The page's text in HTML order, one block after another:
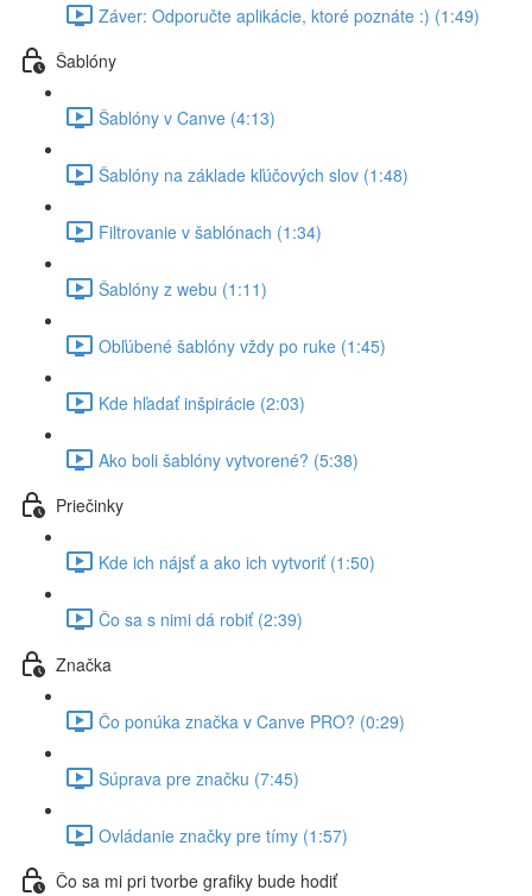
Záver: Odporučte aplikácie, ktoré poznáte :) (1:49)
Šablóny
Šablóny v Canve (4:13)
Šablóny na základe kľúčových slov (1:48)
Filtrovanie v šablónach (1:34)
Šablóny z webu (1:11)
Obľúbené šablóny vždy po ruke (1:45)
Kde hľadať inšpirácie (2:03)
Ako boli šablóny vytvorené? (5:38)
Priečinky
Kde ich nájsť a ako ich vytvoriť (1:50)
Čo sa s nimi dá robiť (2:39)
Značka
Čo ponúka značka v Canve PRO? (0:29)
Súprava pre značku (7:45)
Ovládanie značky pre tímy (1:57)
Čo sa mi pri tvorbe grafiky bude hodiť